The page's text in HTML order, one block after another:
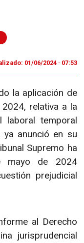
01/06/2024 · 07:53
la aplicación de
relativa a la
laboral temporal
anunció en su
Supremo ha
mayo de 2024
prejudicial
al Derecho
jurisprudencial